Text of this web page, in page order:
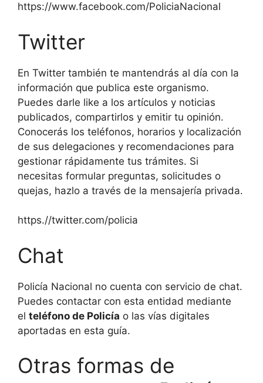
https://www.facebook.com/PoliciaNacional
Twitter
En Twitter también te mantendrás al día con la
información que publica este organismo.
Puedes darle like a los artículos y noticias
publicados, compartirlos y emitir tu opinión.
Conocerás los teléfonos, horarios y localización
de sus delegaciones y recomendaciones para
gestionar rápidamente tus trámites. Si
necesitas formular preguntas, solicitudes o
quejas, hazlo a través de la mensajería privada.
https.//twitter.com/policia
Chat
Policía Nacional no cuenta con servicio de chat.
Puedes contactar con esta entidad mediante
el teléfono de Policía o las vías digitales
aportadas en esta guía.
Otras formas de